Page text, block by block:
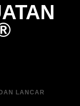
LANCAR